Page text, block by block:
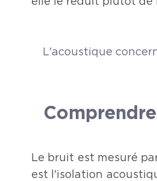
L'acoustique
Le bruit est mesuré
est l'isolation